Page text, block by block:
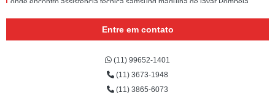
onde encontro assistencia tecnica samsung maquina de lavar Pompéia
Entre em contato
(11) 99652-1401
(11) 3673-1948
(11) 3865-6073